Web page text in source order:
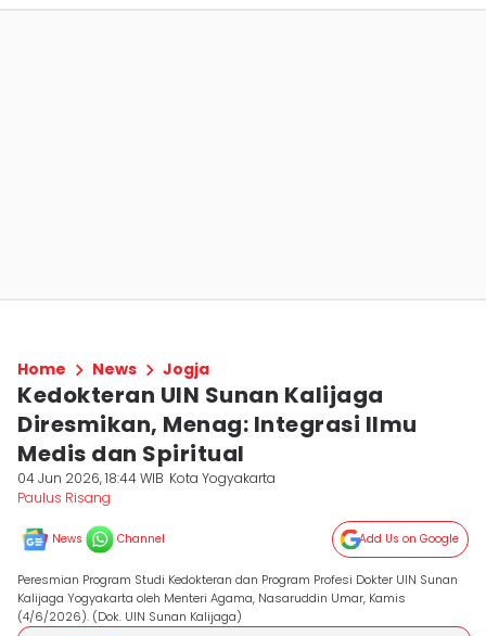
Home News Jogja
Kedokteran UIN Sunan Kalijaga
Diresmikan, Menag: Integrasi Ilmu
Medis dan Spiritual
04 Jun 2026, 18:44 WIB Kota Yogyakarta
Paulus Risang
News Channel Add Us on Google
Peresmian Program Studi Kedokteran dan Program Profesi Dokter UIN Sunan
Kalijaga Yogyakarta oleh Menteri Agama, Nasaruddin Umar, Kamis
(4/6/2026). (Dok. UIN Sunan Kalijaga)